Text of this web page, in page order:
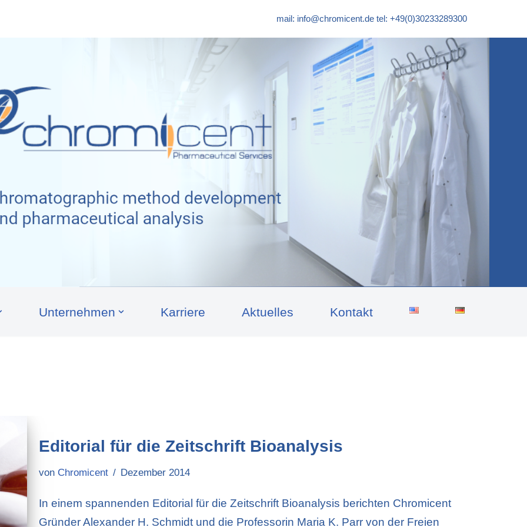
mail: info@chromicent.de tel: +49(0)30233289300
Unternehmen Karriere Aktuelles Kontakt
Editorial für die Zeitschrift Bioanalysis
von Chromicent Dezember 2014
In einem spannenden Editorial für die Zeitschrift Bioanalysis berichten Chromicent
Gründer Alexander H. Schmidt und die Professorin Maria K. Parr von der Freien